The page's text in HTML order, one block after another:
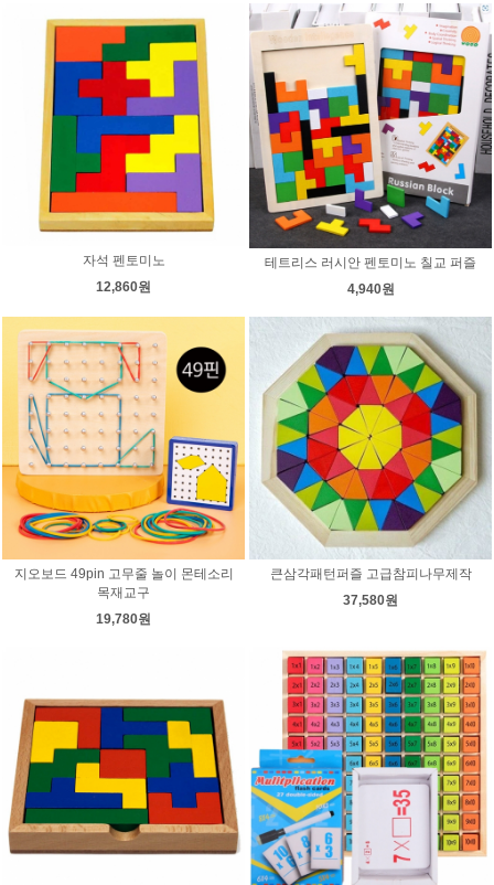
자석 펜토미노
12,860원
테트리스 러시안 펜토미노 칠교 퍼즐
4,940원
지오보드 49pin 고무줄 놀이 몬테소리
목재교구
19,780원
큰삼각패턴퍼즐 고급참피나무제작
37,580원